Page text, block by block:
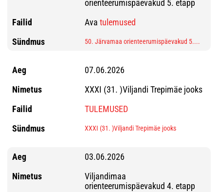
orienteerumispäevakud 5. etapp
Ava tulemused
50. Järvamaa orienteerumispäevakud 5....
07.06.2026
XXXI (31. )Viljandi Trepimäe jooks
TULEMUSED
XXXI (31. )Viljandi Trepimäe jooks
03.06.2026
Viljandimaa
orienteerumispäevakud 4. etapp